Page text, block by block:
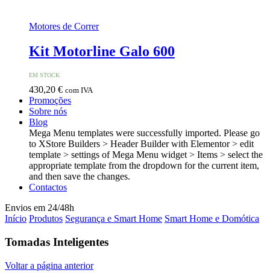
Motores de Correr
Kit Motorline Galo 600
EM STOCK
430,20 € com IVA
Promoções
Sobre nós
Blog
Mega Menu templates were successfully imported. Please go
to XStore Builders > Header Builder with Elementor > edit
template > settings of Mega Menu widget > Items > select the
appropriate template from the dropdown for the current item,
and then save the changes.
Contactos
Envios em 24/48h
Início Produtos Segurança e Smart Home Smart Home e Domótica
Tomadas Inteligentes
Voltar a página anterior